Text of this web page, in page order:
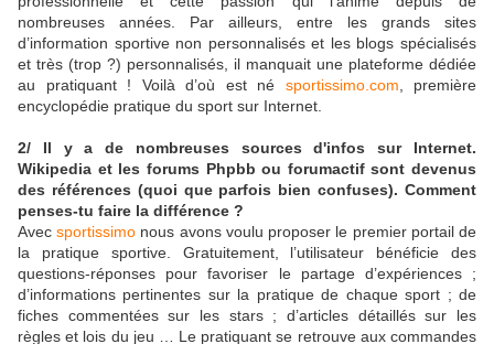
nombreuses années. Par ailleurs, entre les grands sites
d’information sportive non personnalisés et les blogs spécialisés
et très (trop ?) personnalisés, il manquait une plateforme dédiée
au pratiquant ! Voilà d’où est né sportissimo.com , première
encyclopédie pratique du sport sur Internet.
2/ Il y a de nombreuses sources d'infos sur Internet.
Wikipedia et les forums Phpbb ou forumactif sont devenus
des références (quoi que parfois bien confuses). Comment
penses-tu faire la différence ?
Avecsportissimo nous avons voulu proposer le premier portail de
la pratique sportive. Gratuitement, l’utilisateur bénéficie des
questions-réponses pour favoriser le partage d’expériences ;
d’informations pertinentes sur la pratique de chaque sport ; de
fiches commentées sur les stars ; d’articles détaillés sur les
règles et lois du jeu … Le pratiquant se retrouve aux commandes